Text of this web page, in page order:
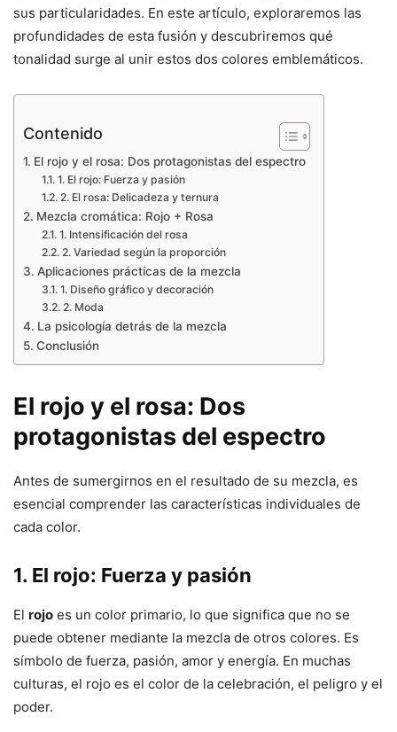
sus particularidades. En este artículo, exploraremos las
profundidades de esta fusión y descubriremos qué
tonalidad surge al unir estos dos colores emblemáticos.
Contenido
El rojo y el rosa: Dos protagonistas del espectro
1. El rojo: Fuerza y pasión
2. El rosa: Delicadeza y ternura
Mezcla cromática: Rojo + Rosa
1. Intensificación del rosa
2. Variedad según la proporción
Aplicaciones prácticas de la mezcla
1. Diseño gráfico y decoración
2. Moda
La psicología detrás de la mezcla
Conclusión
El rojo y el rosa: Dos
protagonistas del espectro
Antes de sumergirnos en el resultado de su mezcla, es
esencial comprender las características individuales de
cada color.
1. El rojo: Fuerza y pasión
El rojo es un color primario, lo que significa que no se
puede obtener mediante la mezcla de otros colores. Es
símbolo de fuerza, pasión, amor y energía. En muchas
culturas, el rojo es el color de la celebración, el peligro y el
poder.